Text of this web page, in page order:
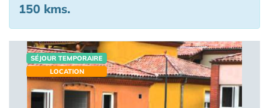
150 kms.
SÉJOUR TEMPORAIRE
LOCATION